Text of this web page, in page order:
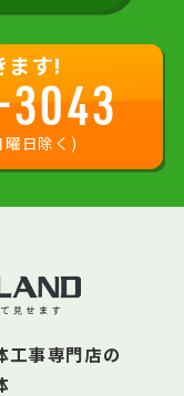
ます!
曜日除く)
工事専門店の